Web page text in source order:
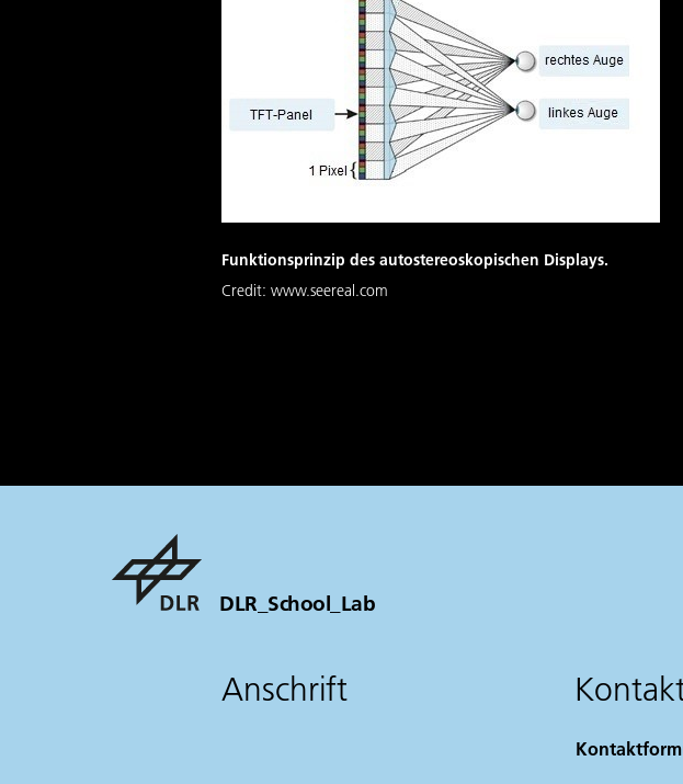
Funktionsprinzip des autostereoskopischen Displays.
Credit: www.seereal.com
DLR_School_Lab
Anschrift